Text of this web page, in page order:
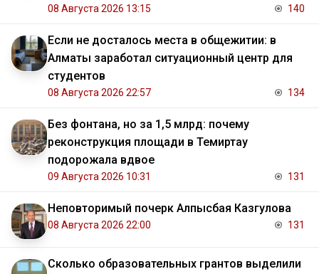
08 Августа 2026 13:15 140
Если не досталось места в общежитии: в
Алматы заработал ситуационный центр для
студентов
08 Августа 2026 22:57 134
Без фонтана, но за 1,5 млрд: почему
реконструкция площади в Темиртау
подорожала вдвое
09 Августа 2026 10:31 131
Неповторимый почерк Алпысбая Казгулова
08 Августа 2026 22:00 131
Сколько образовательных грантов выделили